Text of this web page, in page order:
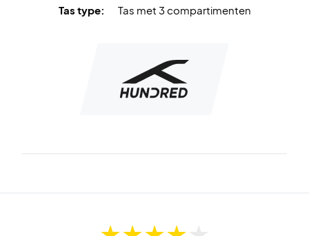
Tas type:
Tas met 3 compartimenten